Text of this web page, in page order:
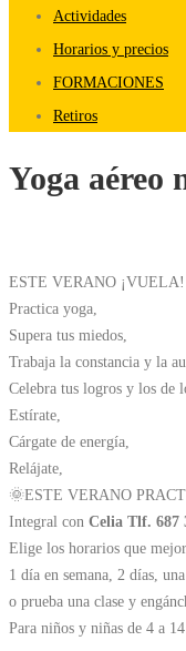
Actividades
Horarios y precios
FORMACIONES
Retiros
Yoga aéreo
ESTE VERANO ¡VUELA!
Practica yoga,
Supera tus miedos,
Trabaja la constancia y la
Celebra tus logros y los de
Estírate,
Cárgate de energía,
Relájate,
🌞ESTE VERANO
Integral con Celia Tlf. 687
Elige los horarios que mejor
1 día en semana, 2 días,
o prueba una clase y
Para niños y niñas de 4 a